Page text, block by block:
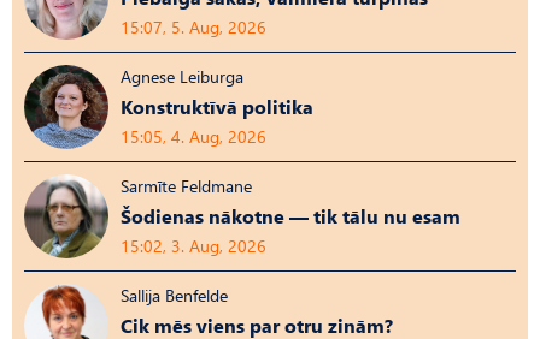
15:07, 5. Aug, 2026
Agnese Leiburga
Konstruktīvā politika
15:05, 4. Aug, 2026
Sarmīte Feldmane
Šodienas nākotne — tik tālu nu esam
15:02, 3. Aug, 2026
Sallija Benfelde
Cik mēs viens par otru zinām?